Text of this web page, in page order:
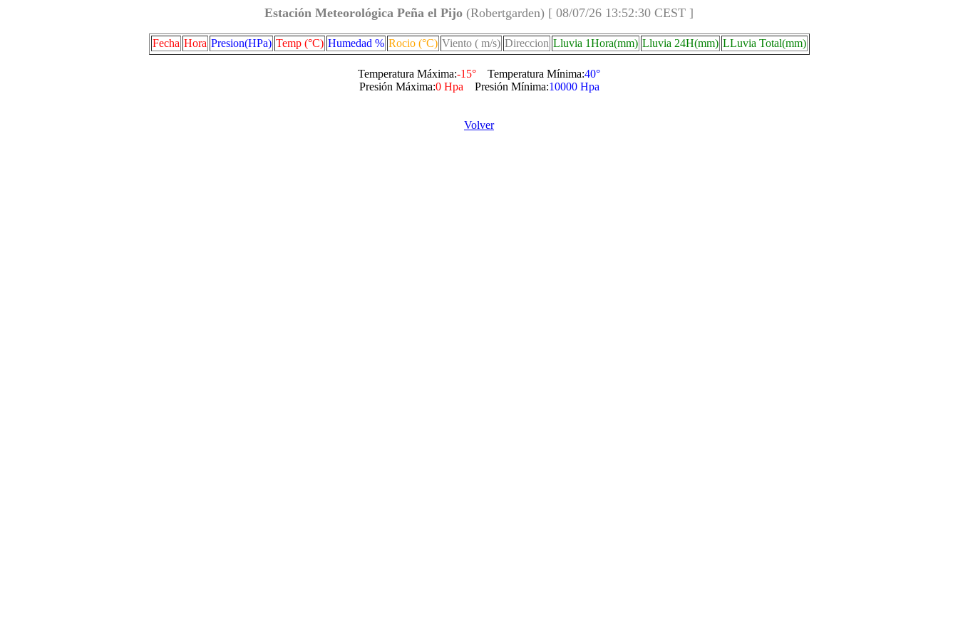
Estación Meteorológica Peña el Pijo (Robertgarden) [ 08/07/26 13:52:30 CEST ]
Fecha Hora Presion(HPa) Temp (°C) Humedad % Rocio (°C) Viento ( m/s) Direccion Lluvia 1Hora(mm) Lluvia 24H(mm) LLuvia Total(mm)
Temperatura Máxima:-15° Temperatura Mínima:40°
Presión Máxima:0 Hpa Presión Mínima:10000 Hpa
Volver